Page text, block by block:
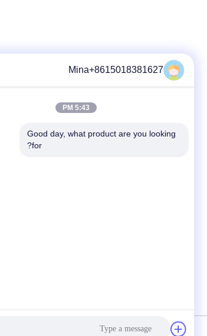
سیاست حفظ حریم خصوصی
Mina+8615018381627
5:43 PM
Good day, what product are you looking
for?